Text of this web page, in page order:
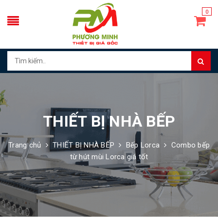
0
THIẾT BỊ NHÀ BẾP
Trang chủ THIẾT BỊ NHÀ BẾP Bếp Lorca
Combo bếp
từ hút mùi Lorca giá tốt